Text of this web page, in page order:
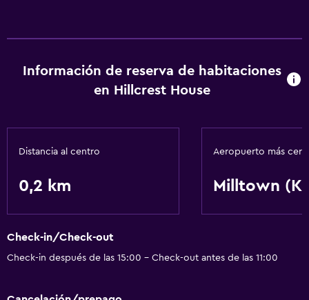
Parque infantil
Información de reserva de habitaciones
en Hillcrest House
Distancia al centro
0,2 km
Aeropuerto más
Milltown
Check-in/Check-out
Check-in después de las 15:00 - Check-out antes de las 11:00